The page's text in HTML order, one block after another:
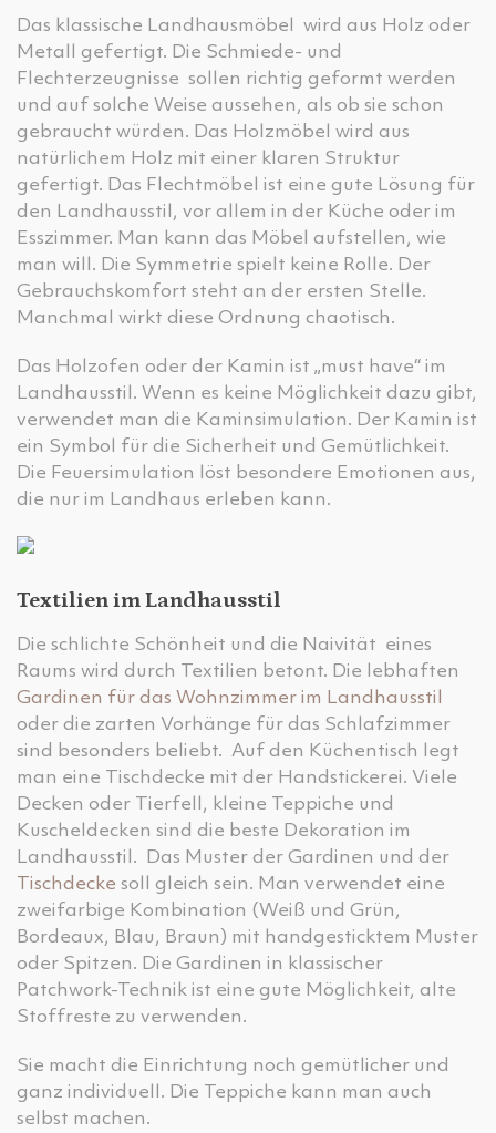
Das klassische Landhausmöbel wird aus Holz oder
Metall gefertigt. Die Schmiede- und
Flechterzeugnisse sollen richtig geformt werden
und auf solche Weise aussehen, als ob sie schon
gebraucht würden. Das Holzmöbel wird aus
natürlichem Holz mit einer klaren Struktur
gefertigt. Das Flechtmöbel ist eine gute Lösung für
den Landhausstil, vor allem in der Küche oder im
Esszimmer. Man kann das Möbel aufstellen, wie
man will. Die Symmetrie spielt keine Rolle. Der
Gebrauchskomfort steht an der ersten Stelle.
Manchmal wirkt diese Ordnung chaotisch.
Das Holzofen oder der Kamin ist „must have“ im
Landhausstil. Wenn es keine Möglichkeit dazu gibt,
verwendet man die Kaminsimulation. Der Kamin ist
ein Symbol für die Sicherheit und Gemütlichkeit.
Die Feuersimulation löst besondere Emotionen aus,
die nur im Landhaus erleben kann.
Textilien im Landhausstil
Die schlichte Schönheit und die Naivität eines
Raums wird durch Textilien betont. Die lebhaften
Gardinen für das Wohnzimmer im Landhausstil
oder die zarten Vorhänge für das Schlafzimmer
sind besonders beliebt. Auf den Küchentisch legt
man eine Tischdecke mit der Handstickerei. Viele
Decken oder Tierfell, kleine Teppiche und
Kuscheldecken sind die beste Dekoration im
Landhausstil. Das Muster der Gardinen und der
Tischdecke soll gleich sein. Man verwendet eine
zweifarbige Kombination (Weiß und Grün,
Bordeaux, Blau, Braun) mit handgesticktem Muster
oder Spitzen. Die Gardinen in klassischer
Patchwork-Technik ist eine gute Möglichkeit, alte
Stoffreste zu verwenden.
Sie macht die Einrichtung noch gemütlicher und
ganz individuell. Die Teppiche kann man auch
selbst machen.